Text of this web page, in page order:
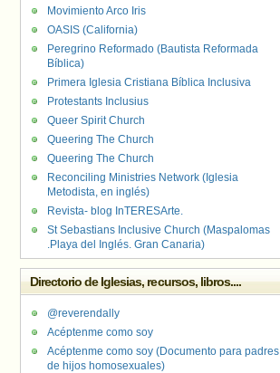
Movimiento Arco Iris
OASIS (California)
Peregrino Reformado (Bautista Reformada
Bíblica)
Primera Iglesia Cristiana Bíblica Inclusiva
Protestants Inclusius
Queer Spirit Church
Queering The Church
Queering The Church
Reconciling Ministries Network (Iglesia
Metodista, en inglés)
Revista- blog InTERESArte.
St Sebastians Inclusive Church (Maspalomas
.Playa del Inglés. Gran Canaria)
Directorio de Iglesias, recursos, libros....
@reverendally
Acéptenme como soy
Acéptenme como soy (Documento para padres
de hijos homosexuales)